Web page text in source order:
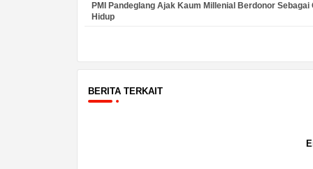
PMI Pandeglang Ajak Kaum Millenial Berdonor Sebagai
Hidup
BERITA TERKAIT